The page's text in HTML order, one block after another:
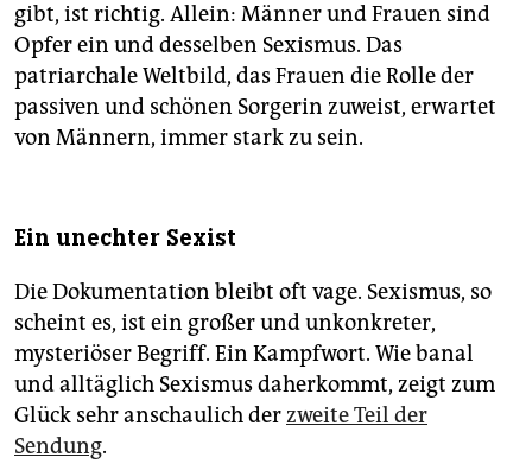
gibt, ist richtig. Allein: Männer und Frauen sind
Opfer ein und desselben Sexismus. Das
patriarchale Weltbild, das Frauen die Rolle der
passiven und schönen Sorgerin zuweist, erwartet
von Männern, immer stark zu sein.
Ein unechter Sexist
Die Dokumentation bleibt oft vage. Sexismus, so
scheint es, ist ein großer und unkonkreter,
mysteriöser Begriff. Ein Kampfwort. Wie banal
und alltäglich Sexismus daherkommt, zeigt zum
Glück sehr anschaulich derzweite Teil der
Sendung.